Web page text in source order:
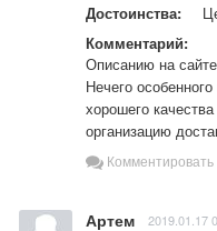
Достоинства:
Комментарий:
Описанию на
Нечего
хорошего
организацию
Комментировать
Артем 2019.01.17